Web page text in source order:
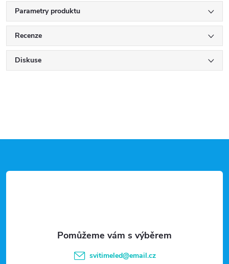
Parametry produktu
Recenze
Diskuse
á
svitimeled@email.cz